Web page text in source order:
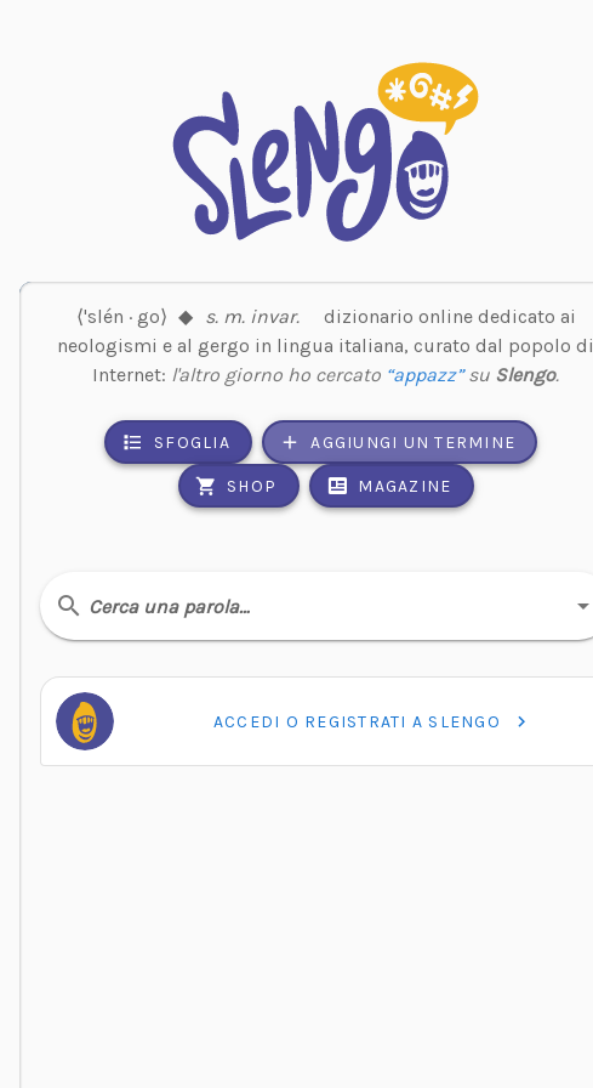
⟨'slén · go⟩ ◆ s. m. invar.
dizionario online dedicato ai
neologismi e al gergo in lingua italiana, curato dal popolo di
Internet: l'altro giorno ho cercato “appazz”su Slengo.
SFOGLIA AGGIUNGI UN TERMINE
SHOP MAGAZINE
Cerca una parola…
ACCEDI O REGISTRATI A SLENGO